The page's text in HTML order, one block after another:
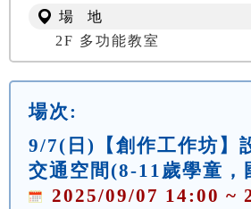
場 地
2F 多功能教室
場次:
9/7(日)【創作工作坊】
交通空間(8-11歲學童，
2025/09/07 14:00 ~